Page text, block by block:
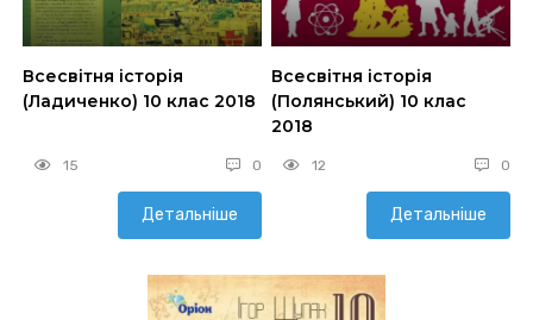
Всесвітня історія
(Ладиченко) 10 клас 2018
15 0
Детальніше
Всесвітня історія
(Полянський) 10 клас
2018
12 0
Детальніше